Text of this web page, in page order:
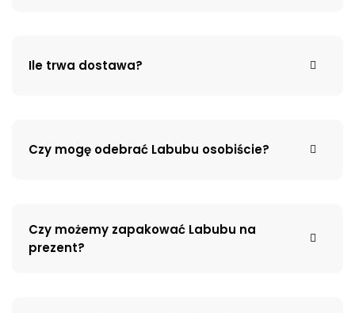
Ile trwa dostawa?
Czy mogę odebrać Labubu osobiście?
Czy możemy zapakować Labubu na
prezent?